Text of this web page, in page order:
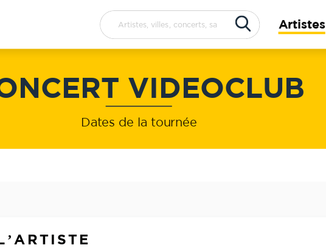
Artistes
Artistes VIDEOCLUB
Dates de la tournée